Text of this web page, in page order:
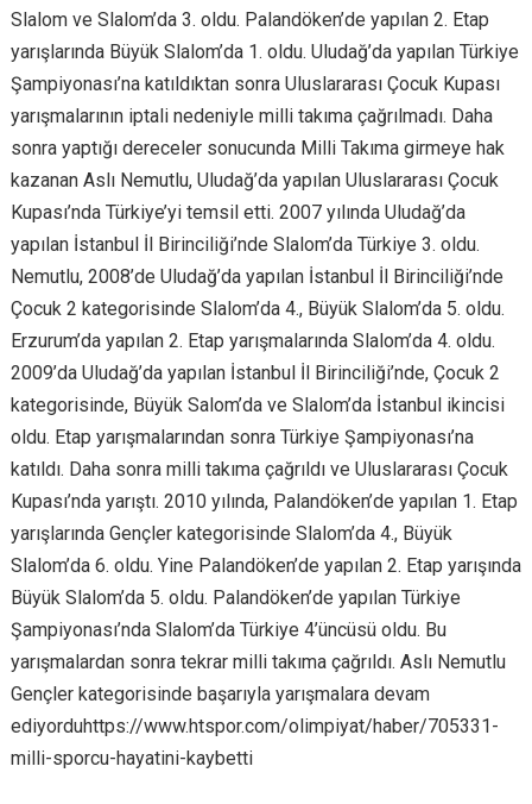
Slalom ve Slalom’da 3. oldu. Palandöken’de yapılan 2. Etap
yarışlarında Büyük Slalom’da 1. oldu. Uludağ’da yapılan Türkiye
Şampiyonası’na katıldıktan sonra Uluslararası Çocuk Kupası
yarışmalarının iptali nedeniyle milli takıma çağrılmadı. Daha
sonra yaptığı dereceler sonucunda Milli Takıma girmeye hak
kazanan Aslı Nemutlu, Uludağ’da yapılan Uluslararası Çocuk
Kupası’nda Türkiye’yi temsil etti. 2007 yılında Uludağ’da
yapılan İstanbul İl Birinciliği’nde Slalom’da Türkiye 3. oldu.
Nemutlu, 2008’de Uludağ’da yapılan İstanbul İl Birinciliği’nde
Çocuk 2 kategorisinde Slalom’da 4., Büyük Slalom’da 5. oldu.
Erzurum’da yapılan 2. Etap yarışmalarında Slalom’da 4. oldu.
2009’da Uludağ’da yapılan İstanbul İl Birinciliği’nde, Çocuk 2
kategorisinde, Büyük Salom’da ve Slalom’da İstanbul ikincisi
oldu. Etap yarışmalarından sonra Türkiye Şampiyonası’na
katıldı. Daha sonra milli takıma çağrıldı ve Uluslararası Çocuk
Kupası’nda yarıştı. 2010 yılında, Palandöken’de yapılan 1. Etap
yarışlarında Gençler kategorisinde Slalom’da 4., Büyük
Slalom’da 6. oldu. Yine Palandöken’de yapılan 2. Etap yarışında
Büyük Slalom’da 5. oldu. Palandöken’de yapılan Türkiye
Şampiyonası’nda Slalom’da Türkiye 4’üncüsü oldu. Bu
yarışmalardan sonra tekrar milli takıma çağrıldı. Aslı Nemutlu
Gençler kategorisinde başarıyla yarışmalara devam
ediyorduhttps://www.htspor.com/olimpiyat/haber/705331-
milli-sporcu-hayatini-kaybetti